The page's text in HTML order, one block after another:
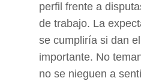
perfil frente a
de trabajo. La
se cumpliría si dan
importante. No
no se nieguen a